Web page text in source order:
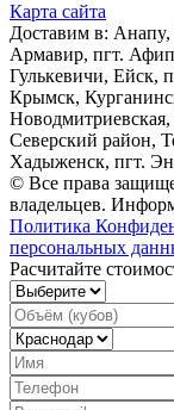
Карта сайта
Доставим в:
Армавир, пгт.
Гулькевичи, Ейск,
Крымск,
Северский район,
Хадыженск, пгт.
© Все права
владельцев.
Политика
персональных
Расчитайте